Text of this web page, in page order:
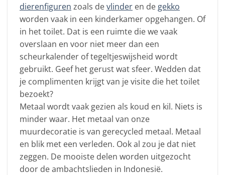
dierenfiguren zoals devlinder en de gekko
worden vaak in een kinderkamer opgehangen. Of
in het toilet. Dat is een ruimte die we vaak
overslaan en voor niet meer dan een
scheurkalender of tegeltjeswijsheid wordt
gebruikt. Geef het gerust wat sfeer. Wedden dat
je complimenten krijgt van je visite die het toilet
bezoekt?
Metaal wordt vaak gezien als koud en kil. Niets is
minder waar. Het metaal van onze
muurdecoratie is van gerecycled metaal. Metaal
en blik met een verleden. Ook al zou je dat niet
zeggen. De mooiste delen worden uitgezocht
door de ambachtslieden in Indonesië.